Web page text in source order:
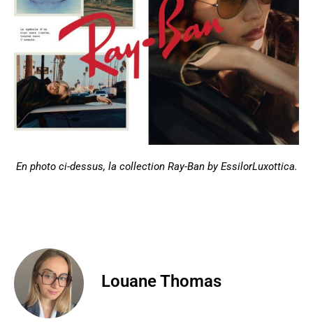
En photo ci-dessus, la collection Ray-Ban by EssilorLuxottica.
Louane Thomas